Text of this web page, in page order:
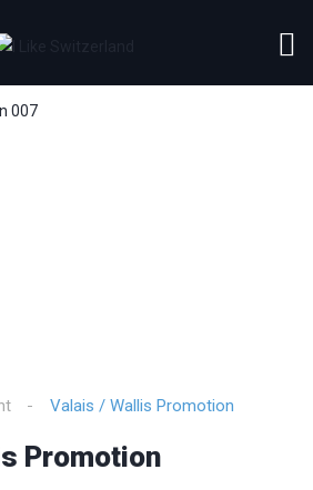
Valais / Wallis Promotion
Promotion